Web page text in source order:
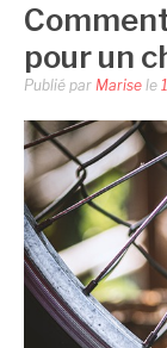
pour un
Publié par Marise le